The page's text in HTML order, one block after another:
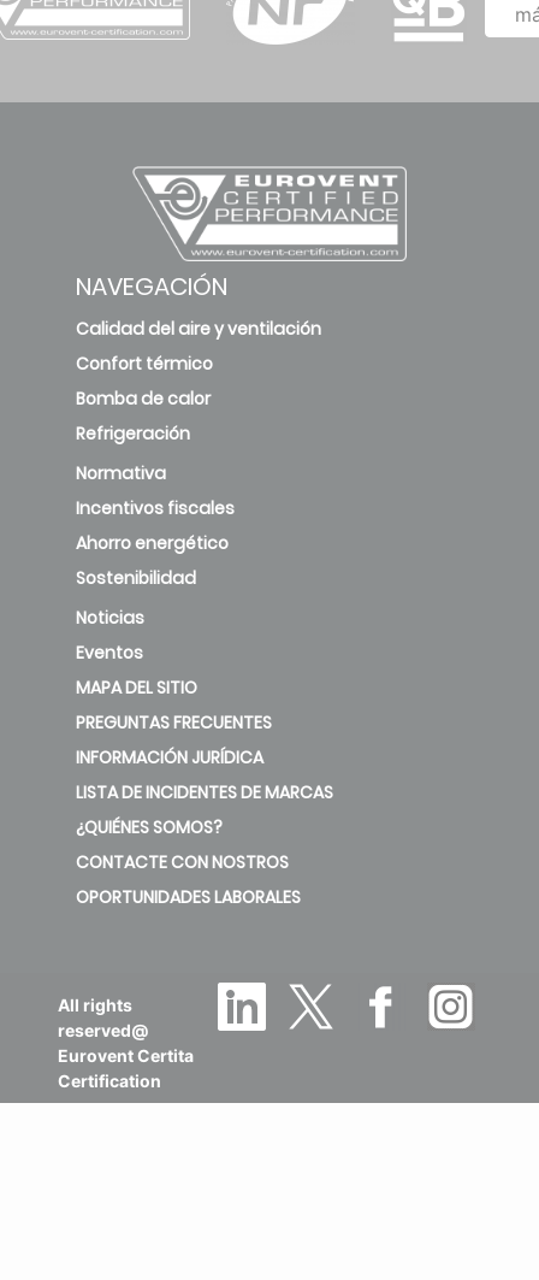
NAVEGACIÓN
Calidad del aire y ventilación
Confort térmico
Bomba de calor
Refrigeración
Normativa
Incentivos fiscales
Ahorro energético
Sostenibilidad
Noticias
Eventos
MAPA DEL SITIO
PREGUNTAS FRECUENTES
INFORMACIÓN JURÍDICA
LISTA DE INCIDENTES DE MARCAS
¿QUIÉNES SOMOS?
CONTACTE CON NOSTROS
OPORTUNIDADES LABORALES
All rights
reserved@
Eurovent Certita
Certification